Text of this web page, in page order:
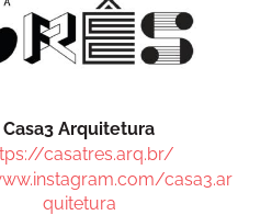
Casa3 Arquitetura
casatres.arq.br/
casa3.ar
quitetura